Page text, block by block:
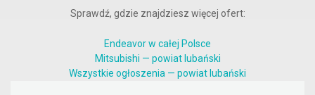
Sprawdź, gdzie znajdziesz więcej ofert:
Endeavor w całej Polsce
Mitsubishi — powiat lubański
Wszystkie ogłoszenia — powiat lubański